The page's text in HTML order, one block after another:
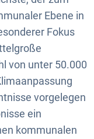
Ebene in
Fokus
von unter 50.000
vorgelegen
ein
kommunalen